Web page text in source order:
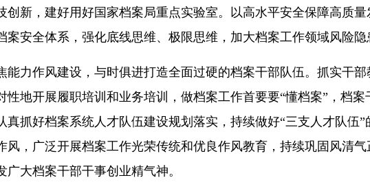
创新，建好用好国家档案局重点实验室。以高水平安全保障高质
案安全体系，强化底线思维、极限思维，加大档案工作领域风险隐
能力作风建设，与时俱进打造全面过硬的档案干部队伍。抓实干
性地开展履职培训和业务培训，做档案工作首要要“懂档案”，档
真抓好档案系统人才队伍建设规划落实，持续做好“三支人才队伍
风，广泛开展档案工作光荣传统和优良作风教育，持续巩固风清
大档案干部干事创业精气神。